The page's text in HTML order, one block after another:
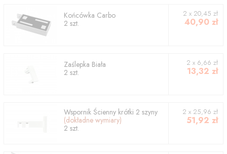
Końcówka Carbo
2 szt.
2 x 20,45 zł
40,90 zł
Zaślepka Biała
2 szt.
2 x 6,66 zł
13,32 zł
Wspornik Ścienny krótki 2 szyny
(dokładne wymiary)
2 szt.
2 x 25,96 zł
51,92 zł